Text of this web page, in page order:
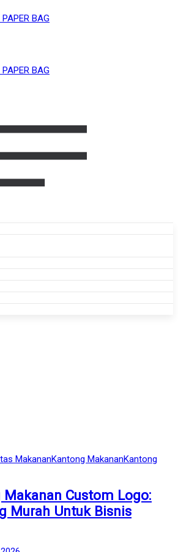
MakananKantong MakananKantong
Custom Logo:
Murah Untuk Bisnis